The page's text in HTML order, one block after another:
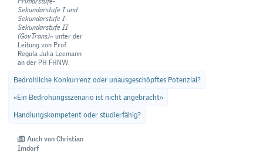
Sekundarstufe I und
Sekundarstufe I-
Sekundarstufe II
(GovTrans)» unter der
Leitung von Prof.
Regula Julia Leemann
an der PH FHNW.
Bedrohliche Konkurrenz oder unausgeschöpftes Potenzial?
«Ein Bedrohungsszenario ist nicht angebracht»
Handlungskompetent oder studierfähig?
Auch von Christian
Imdorf